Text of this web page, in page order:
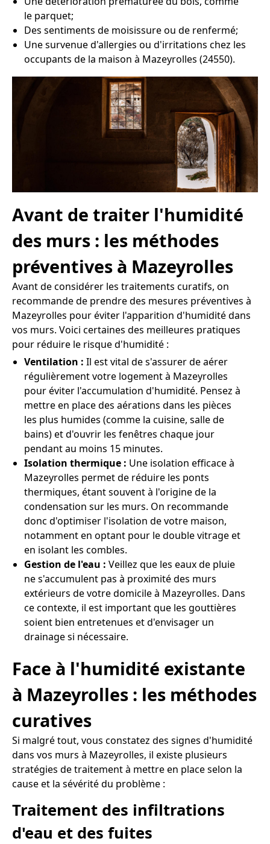
le parquet;
Des sentiments de moisissure ou de renfermé;
Une survenue d'allergies ou d'irritations chez les
occupants de la maison à Mazeyrolles (24550).
Avant de traiter l'humidité
des murs : les méthodes
préventives à Mazeyrolles
Avant de considérer les traitements curatifs, on
recommande de prendre des mesures préventives à
Mazeyrolles pour éviter l'apparition d'humidité dans
vos murs. Voici certaines des meilleures pratiques
pour réduire le risque d'humidité :
Ventilation : Il est vital de s'assurer de aérer
régulièrement votre logement à Mazeyrolles
pour éviter l'accumulation d'humidité. Pensez à
mettre en place des aérations dans les pièces
les plus humides (comme la cuisine, salle de
bains) et d'ouvrir les fenêtres chaque jour
pendant au moins 15 minutes.
Isolation thermique : Une isolation efficace à
Mazeyrolles permet de réduire les ponts
thermiques, étant souvent à l'origine de la
condensation sur les murs. On recommande
donc d'optimiser l'isolation de votre maison,
notamment en optant pour le double vitrage et
en isolant les combles.
Gestion de l'eau : Veillez que les eaux de pluie
ne s'accumulent pas à proximité des murs
extérieurs de votre domicile à Mazeyrolles. Dans
ce contexte, il est important que les gouttières
soient bien entretenues et d'envisager un
drainage si nécessaire.
Face à l'humidité existante
à Mazeyrolles : les méthodes
curatives
Si malgré tout, vous constatez des signes d'humidité
dans vos murs à Mazeyrolles, il existe plusieurs
stratégies de traitement à mettre en place selon la
cause et la sévérité du problème :
Traitement des infiltrations
d'eau et des fuites